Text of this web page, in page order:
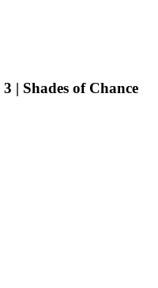
KOREA VLOG - On va au Lotte World - Seoul 🇰🇷- EP 3 | Shades of Chance